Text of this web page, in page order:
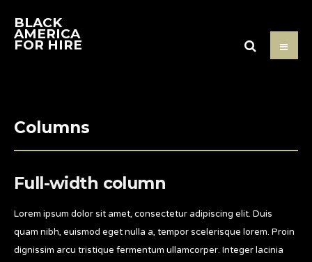
BLACK
AMERICA
FOR HIRE
Columns
Full-width column
Lorem ipsum dolor sit amet, consectetur adipiscing elit. Duis
quam nibh, euismod eget nulla a, tempor scelerisque lorem. Proin
dignissim arcu tristique fermentum ullamcorper. Integer lacinia